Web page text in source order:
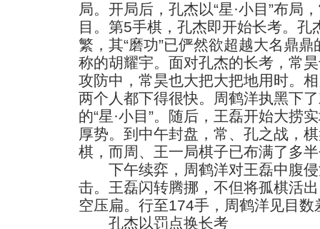
局。开局后，孔杰以“星·小目”布局
目。第5手棋，孔杰即开始长考。
繁，其“磨功”已俨然欲超越大名鼎鼎
称的胡耀宇。面对孔杰的长考，常
攻防中，常昊也大把大把地用时。
两个人都下得很快。周鹤洋执黑下
的“星·小目”。随后，王磊开始大捞
厚势。到中午封盘，常、孔之战，
棋，而周、王一局棋子已布满了多
下午续弈，周鹤洋对王磊中腹侵
击。王磊闪转腾挪，不但将孤棋活
空压扁。行至174手，周鹤洋见目
孔杰以罚点换长考